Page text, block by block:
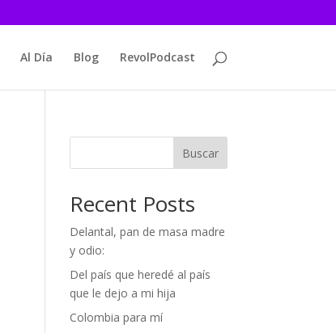
Al Día Blog RevolPodcast
Buscar
Recent Posts
Delantal, pan de masa madre
y odio:
Del país que heredé al país
que le dejo a mi hija
Colombia para mí